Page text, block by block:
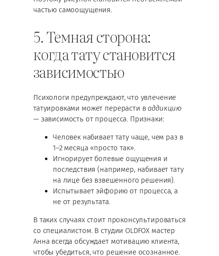
частью самоощущения.
5. Темная сторона:
когда тату становится
зависимостью
Психологи предупреждают, что увлечение
татуировками может перерасти в аддикцию
— зависимость от процесса. Признаки:
Человек набивает тату чаще, чем раз в
1–2 месяца «просто так».
Игнорирует болевые ощущения и
последствия (например, набивает тату
на лице без взвешенного решения).
Испытывает эйфорию от процесса, а
не от результата.
В таких случаях стоит проконсультироваться
со специалистом. В студии OLDFOX мастер
Анна всегда обсуждает мотивацию клиента,
чтобы убедиться, что решение осознанное.